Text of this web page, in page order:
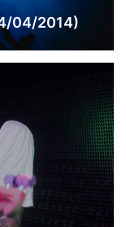
04/2014)